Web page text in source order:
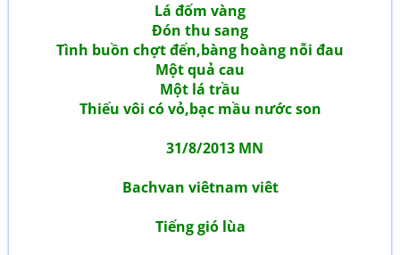
Lá đốm vàng
Đón thu sang
Tình buồn chợt đến,bàng hoàng nỗi đau
Một quả cau
Một lá trầu
Thiếu vôi có vỏ,bạc mầu nước son
31/8/2013 MN
Bachvan viêtnam viêt
Tiếng gió lùa